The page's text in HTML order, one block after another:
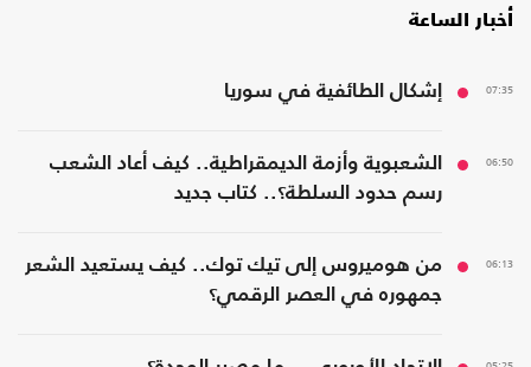
أخبار الساعة
07:35 إشكال الطائفية في سوريا
06:50
الشعبوية وأزمة الديمقراطية.. كيف أعاد الشعب
رسم حدود السلطة؟.. كتاب جديد
06:13
من هوميروس إلى تيك توك.. كيف يستعيد الشعر
جمهوره في العصر الرقمي؟